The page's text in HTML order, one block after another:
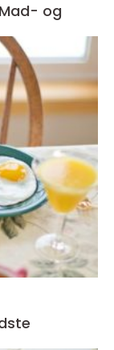
og